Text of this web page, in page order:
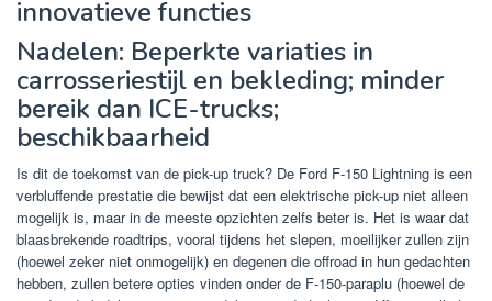
innovatieve functies
Nadelen: Beperkte variaties in
carrosseriestijl en bekleding; minder
bereik dan ICE-trucks;
beschikbaarheid
Is dit de toekomst van de pick-up truck? De Ford F-150 Lightning is een
verbluffende prestatie die bewijst dat een elektrische pick-up niet alleen
mogelijk is, maar in de meeste opzichten zelfs beter is. Het is waar dat
blaasbrekende roadtrips, vooral tijdens het slepen, moeilijker zullen zijn
(hoewel zeker niet onmogelijk) en degenen die offroad in hun gedachten
hebben, zullen betere opties vinden onder de F-150-paraplu (hoewel de